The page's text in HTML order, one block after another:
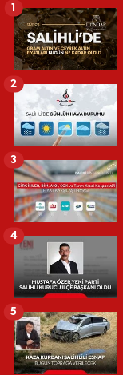
1
2
3
4
5